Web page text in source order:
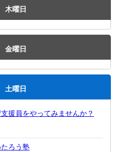
木曜日
金曜日
土曜日
援員をやってみませんか？
ろう塾